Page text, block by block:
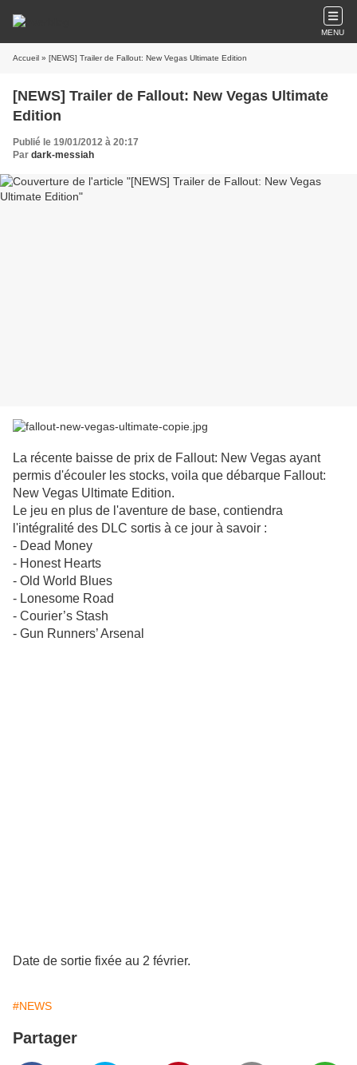
MENU
Accueil » [NEWS] Trailer de Fallout: New Vegas Ultimate Edition
[NEWS] Trailer de Fallout: New Vegas Ultimate
Edition
Publié le 19/01/2012 à 20:17
Par dark-messiah
La récente baisse de prix de Fallout: New Vegas ayant
permis d'écouler les stocks, voila que débarque Fallout:
New Vegas Ultimate Edition.
Le jeu en plus de l'aventure de base, contiendra
l'intégralité des DLC sortis à ce jour à savoir :
- Dead Money
- Honest Hearts
- Old World Blues
- Lonesome Road
- Courier’s Stash
- Gun Runners’ Arsenal
Date de sortie fixée au 2 février.
#NEWS
Partager